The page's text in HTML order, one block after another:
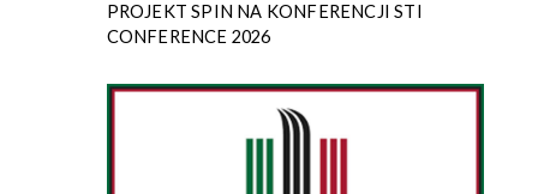
PROJEKT SPIN NA KONFERENCJI STI
CONFERENCE 2026